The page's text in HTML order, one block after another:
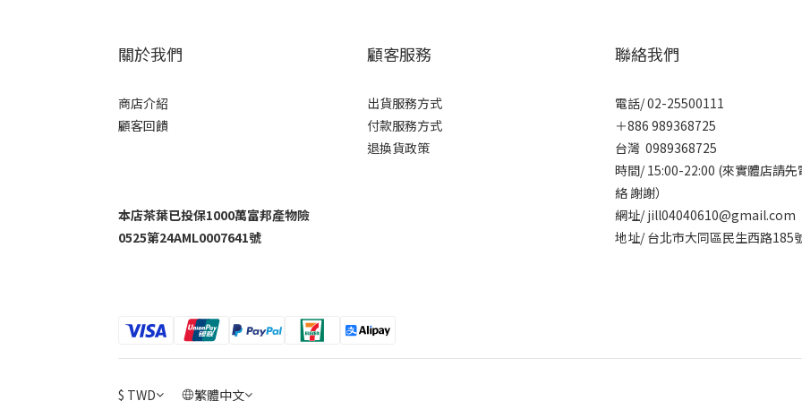
關於我們
商店介紹
顧客回饋
本店茶葉已投保1000萬富邦產物險
0525第24AML0007641號
顧客服務
出貨服務方式
付款服務方式
退換貨政策
聯絡我們
電話/ 02-25500111
＋886 989368725
台灣 0989368725
時間/ 15:00-22:00 (來實體店請先
絡 謝謝）
網址/ jill04040610@gmail.com
地址/ 台北市大同區民生西路185
$ TWD 繁體中文